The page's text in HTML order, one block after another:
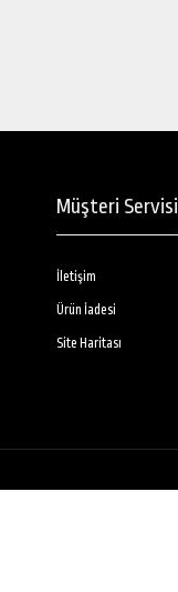
Müşteri Servisi
İletişim
Ürün İadesi
Site Haritası